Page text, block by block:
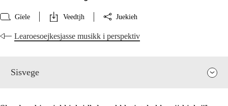
Gïele Veedtjh Juekieh
Learoesoejkesjasse musikk i perspektiv
Sisvege